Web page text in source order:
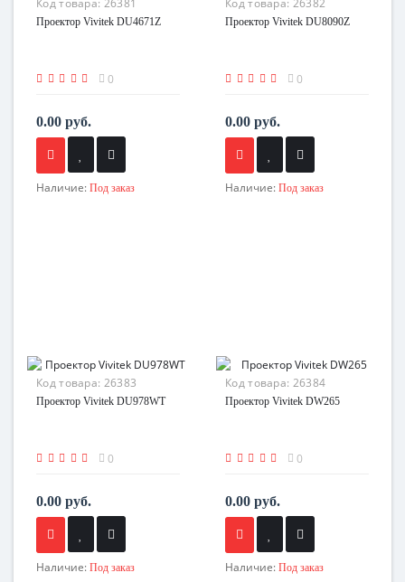
Код товара: 26381
Проектор Vivitek DU4671Z
0
0.00 руб.
Наличие: Под заказ
Код товара: 26382
Проектор Vivitek DU8090Z
0
0.00 руб.
Наличие: Под заказ
Код товара: 26383
Проектор Vivitek DU978WT
0
0.00 руб.
Наличие: Под заказ
Код товара: 26384
Проектор Vivitek DW265
0
0.00 руб.
Наличие: Под заказ